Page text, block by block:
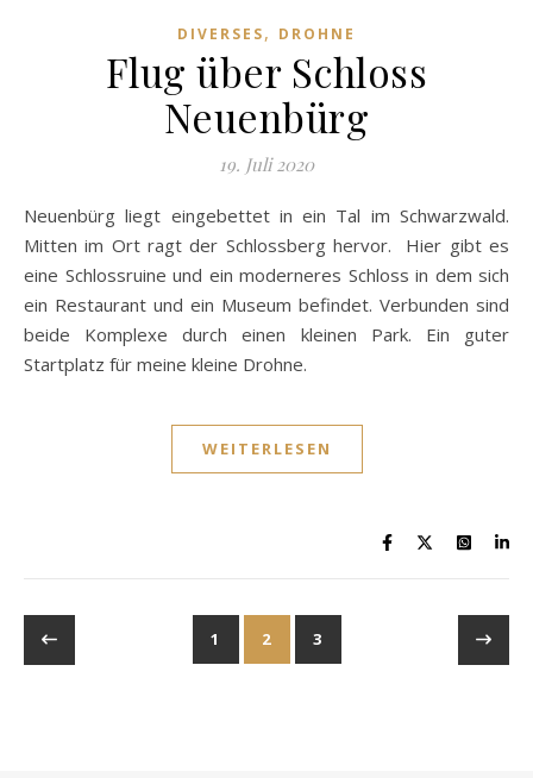
DIVERSES, DROHNE
Flug über Schloss
Neuenbürg
19. Juli 2020
Neuenbürg liegt eingebettet in ein Tal im Schwarzwald.
Mitten im Ort ragt der Schlossberg hervor. Hier gibt es
eine Schlossruine und ein moderneres Schloss in dem sich
ein Restaurant und ein Museum befindet. Verbunden sind
beide Komplexe durch einen kleinen Park. Ein guter
Startplatz für meine kleine Drohne.
WEITERLESEN
1 2 3